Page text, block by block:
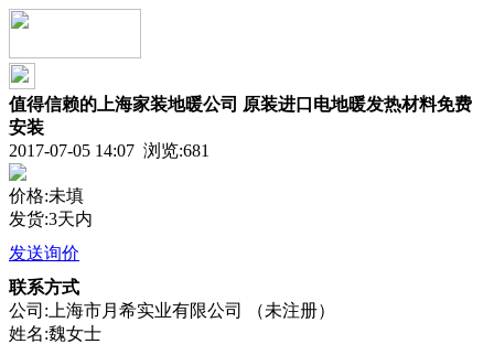
值得信赖的上海家装地暖公司 原装进口电地暖发热材料免费
安装
2017-07-05 14:07 浏览:681
价格:未填
发货:3天内
发送询价
联系方式
公司:上海市月希实业有限公司 （未注册）
姓名:魏女士